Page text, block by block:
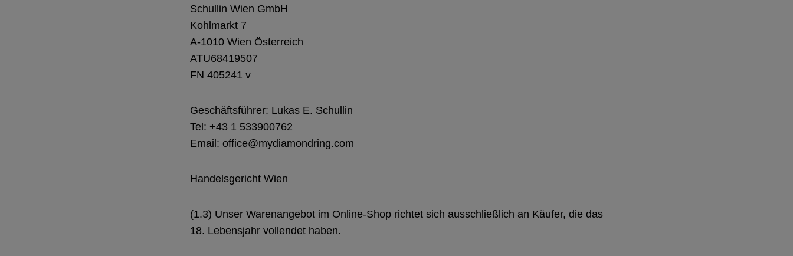
Schullin Wien GmbH
Kohlmarkt 7
A-1010 Wien Österreich
ATU68419507
FN 405241 v
Geschäftsführer: Lukas E. Schullin
Tel: +43 1 533900762
Email: office@mydiamondring.com
Handelsgericht Wien
(1.3) Unser Warenangebot im Online-Shop richtet sich ausschließlich an Käufer, die das
18. Lebensjahr vollendet haben.